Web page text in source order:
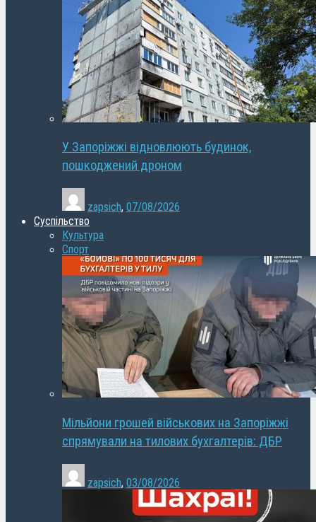
У Запоріжжі відновлюють будинок,
пошкоджений дроном
zapsich, 07/08/2026
Суспільство
Культура
Спорт
Мільйони грошей військових на Запоріжжі
спрямували на тилових бухгалтерів: ДБР
zapsich, 03/08/2026